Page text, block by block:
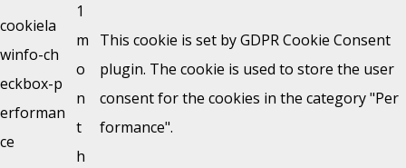
cookiela
winfo-ch
eckbox-p
erforman
ce
1
m
o
n
t
h
This cookie is set by GDPR Cookie Consent
plugin. The cookie is used to store the user
consent for the cookies in the category "Per
formance".